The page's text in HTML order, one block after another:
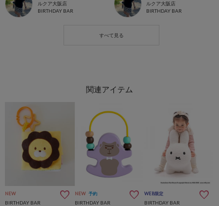
ルクア大阪店
BIRTHDAY BAR
ルクア大阪店
BIRTHDAY BAR
NEW
BIRTHDAY BAR
NEW 予約
BIRTHDAY BAR
WEB限定
BIRTHDAY BAR